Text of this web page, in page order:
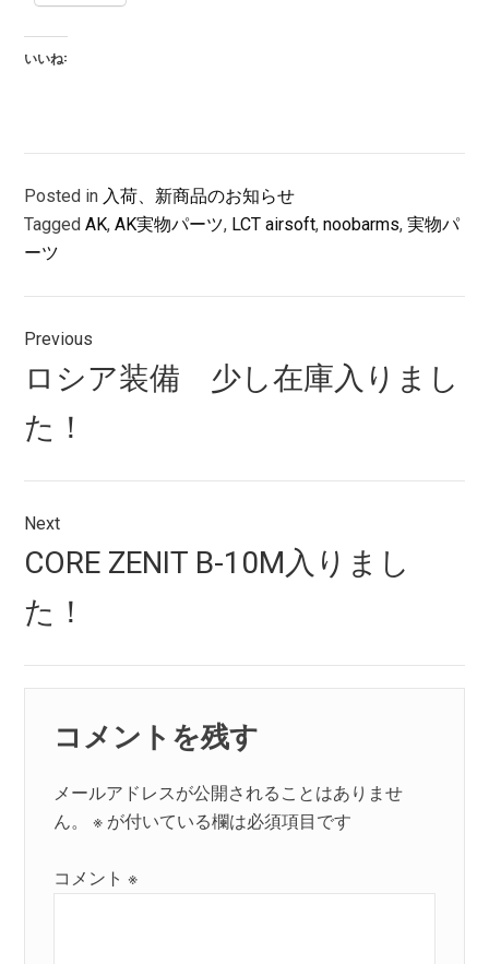
いいね:
Posted in 入荷、新商品のお知らせ
TaggedAK,AK実物パーツ, LCT airsoft,noobarms,実物パ
ーツ
投
稿
ナ
ビ
ゲ
ー
シ
ョ
Previous
Previous
post:
ロシア装備 少し在庫入りまし
た！
Next
Next
post:
CORE ZENIT B-10M入りまし
た！
コメントを残す
メールアドレスが公開されることはありませ
ん。
※ が付いている欄は必須項目です
コメント※